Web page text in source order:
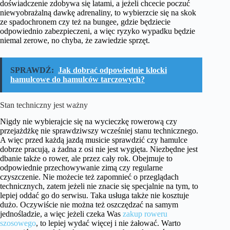
doświadczenie zdobywa się latami, a jeżeli chcecie poczuć
niewyobrażalną dawkę adrenaliny, to wybierzcie się na skok
ze spadochronem czy też na bungee, gdzie będziecie
odpowiednio zabezpieczeni, a więc ryzyko wypadku będzie
niemal zerowe, no chyba, że zawiedzie sprzęt.
SPRAWDŹ: Jak dobrać odpowiednie klocki
hamulcowe do hamulców tarczowych?
Stan techniczny jest ważny
Nigdy nie wybierajcie się na wycieczkę rowerową czy
przejażdżkę nie sprawdziwszy wcześniej stanu technicznego.
A więc przed każdą jazdą musicie sprawdzić czy hamulce
dobrze pracują, a żadna z osi nie jest wygięta. Niezbędne jest
dbanie także o rower, ale przez cały rok. Obejmuje to
odpowiednie przechowywanie zimą czy regularne
czyszczenie. Nie możecie też zapomnieć o przeglądach
technicznych, zatem jeżeli nie znacie się specjalnie na tym, to
lepiej oddać go do serwisu. Taka usługa także nie kosztuje
dużo. Oczywiście nie można też oszczędzać na samym
jednośladzie, a więc jeżeli czeka Was zakup roweru
szosowego, to lepiej wydać więcej i nie żałować. Warto